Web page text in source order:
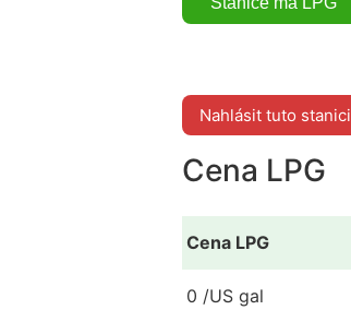
Nahlásit tuto stanici
Cena LPG
Cena LPG
0 /US gal